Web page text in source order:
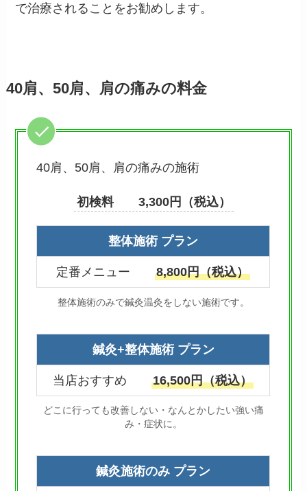
で治療されることをお勧めします。
40肩、50肩、肩の痛みの料金
40肩、50肩、肩の痛みの施術
初検料 3,300円（税込）
整体施術 プラン
定番メニュー8,800円（税込）
整体施術のみで鍼灸温灸をしない施術です。
鍼灸+整体施術 プラン
当店おすすめ16,500円（税込）
どこに行っても改善しない・なんとかしたい強い痛
み・症状に。
鍼灸施術のみ プラン